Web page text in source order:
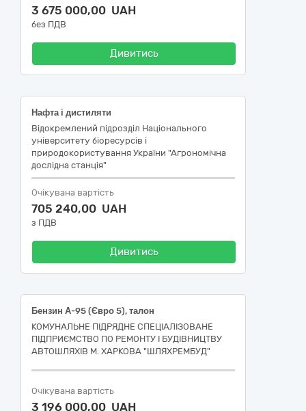
3 675 000,00 UAH
без ПДВ
Дивитись
Нафта і дистиляти
Відокремлений підрозділ Національного
університету біоресурсів і
природокористування України "Агрономічна
дослідна станція"
Очікувана вартість
705 240,00 UAH
з ПДВ
Дивитись
Бензин А-95 (Євро 5), талон
КОМУНАЛЬНЕ ПІДРЯДНЕ СПЕЦІАЛІЗОВАНЕ
ПІДПРИЄМСТВО ПО РЕМОНТУ І БУДІВНИЦТВУ
АВТОШЛЯХІВ М. ХАРКОВА "ШЛЯХРЕМБУД"
Очікувана вартість
3 196 000,00 UAH